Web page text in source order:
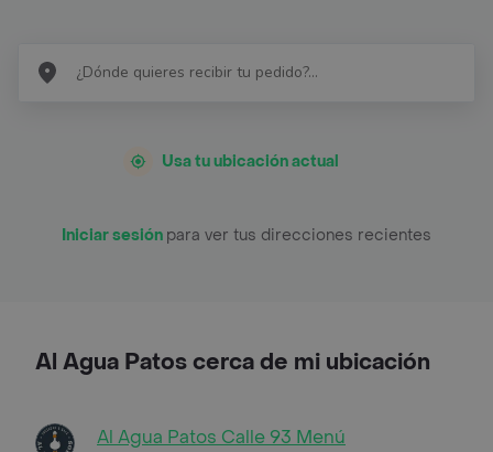
Usa tu ubicación actual
Iniciar sesión para ver tus direcciones recientes
Al Agua Patos cerca de mi ubicación
Al Agua Patos Calle 93 Menú